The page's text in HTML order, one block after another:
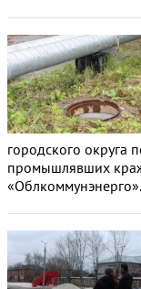
городского округа
промышлявших
«Облкоммунэнерго».